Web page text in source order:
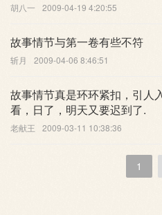
胡八一 2009-04-19 4:20:55
故事情节与第一卷有些不符
斩月 2009-04-06 8:46:51
故事情节真是环环紧扣，引人
看，日了，明天又要迟到了.
老献王 2009-03-11 10:38:36
1